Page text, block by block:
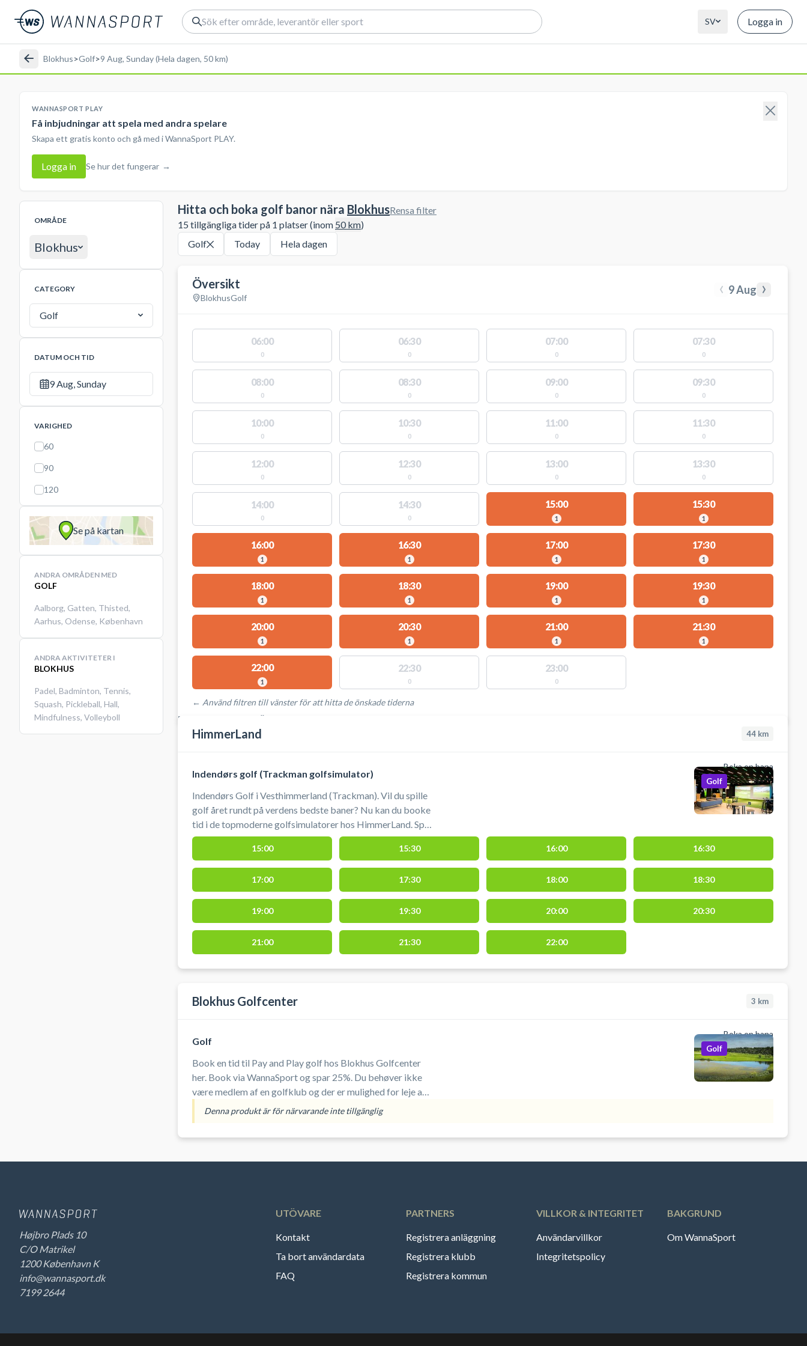
SV Logga in
Blokhus>Golf>9 Aug, Sunday (Hela dagen, 50 km)
WANNASPORT PLAY
Få inbjudningar att spela med andra spelare
Skapa ett gratis konto och gå med i WannaSport PLAY.
Logga in Se hur det fungerar →
OMRÅDE
Blokhus
CATEGORY
Golf
DATUM OCH TID
9 Aug, Sunday
VARIGHED
60
90
120
Se på kartan
ANDRA OMRÅDEN MED
GOLF
Aalborg, Gatten, Thisted,
Aarhus, Odense, København
ANDRA AKTIVITETER I
BLOKHUS
Padel, Badminton, Tennis,
Squash, Pickleball, Hall,
Mindfulness, Volleyboll
Hitta och boka golf banor nära Blokhus
15 tillgängliga tider på 1 platser (inom 50km)
Rensa filter
Golf Today Hela dagen
Översikt
BlokhusGolf ‹ 9 Aug ›
06:00
0
06:30
0
07:00
0
07:30
0
08:00
0
08:30
0
09:00
0
09:30
0
10:00
0
10:30
0
11:00
0
11:30
0
12:00
0
12:30
0
13:00
0
13:30
0
14:00
0
14:30
0
15:00
1
15:30
1
16:00
1
16:30
1
17:00
1
17:30
1
18:00
1
18:30
1
19:00
1
19:30
1
20:00
1
20:30
1
21:00
1
21:30
1
22:00
1
22:30
0
23:00
0
← Använd filtren till vänster för att hitta de önskade tiderna
PLATSER MED TILLGÄNGLIGA AKTIVITETER
HimmerLand 44 km
Boka en bana
Indendørs golf (Trackman golfsimulator)
Indendørs Golf i Vesthimmerland (Trackman). Vil du spille
golf året rundt på verdens bedste baner? Nu kan du booke
tid i de topmoderne golfsimulatorer hos HimmerLand. Spil
golf uanset vejret i HimmerLands professionelle
simulatorer. Her får du en ultra-realistisk oplevelse med
verdens bedste baner og præcis data i varme, komfortable
i Vesthimmerland med kort afstand til både Aars, Løgstør,
Nibe og Aalborg.
Golf
15:00 15:30 16:00 16:30
17:00 17:30 18:00 18:30
19:00 19:30 20:00 20:30
21:00 21:30 22:00
Blokhus Golfcenter 3 km
Boka en bana
Golf
Book en tid til Pay and Play golf hos Blokhus Golfcenter
her. Book via WannaSport og spar 25%. Du behøver ikke
være medlem af en golfklub og der er mulighed for leje af
golfudstyr, hvis du ikke har di
Golf
Denna produkt är för närvarande inte tillgänglig
Højbro Plads 10
C/O Matrikel
1200 København K
info@wannasport.dk
7199 2644
UTÖVARE
Kontakt
Ta bort användardata
FAQ
PARTNERS
Registrera anläggning
Registrera klubb
Registrera kommun
VILLKOR & INTEGRITET
Användarvillkor
Integritetspolicy
BAKGRUND
Om WannaSport